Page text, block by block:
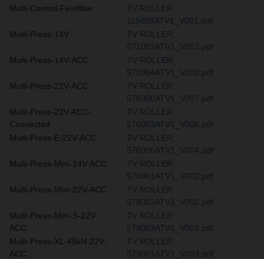
Multi-Control-Feinfilter
TV ROLLER
115609ATV1_V001.pdf
Multi-Press-14V
TV ROLLER
571003ATV1_V002.pdf
Multi-Press-14V-ACC
TV ROLLER
571004ATV1_V002.pdf
Multi-Press-22V-ACC
TV ROLLER
576000ATV1_V007.pdf
Multi-Press-22V-ACC-
Connected
TV ROLLER
576003ATV1_V006.pdf
Multi-Press-E-22V-ACC
TV ROLLER
576006ATV1_V004.pdf
Multi-Press-Mini-14V-ACC
TV ROLLER
578001ATV1_V002.pdf
Multi-Press-Mini-22V-ACC
TV ROLLER
578002ATV1_V002.pdf
Multi-Press-Mini-S-22V-
ACC
TV ROLLER
578003ATV1_V003.pdf
Multi-Press-XL-45kN-22V-
ACC
TV ROLLER
579001ATV1_V003.pdf